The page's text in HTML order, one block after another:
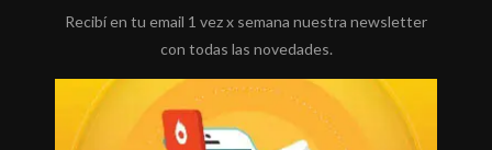
Recibí en tu email 1 vez x semana nuestra newsletter
con todas las novedades.